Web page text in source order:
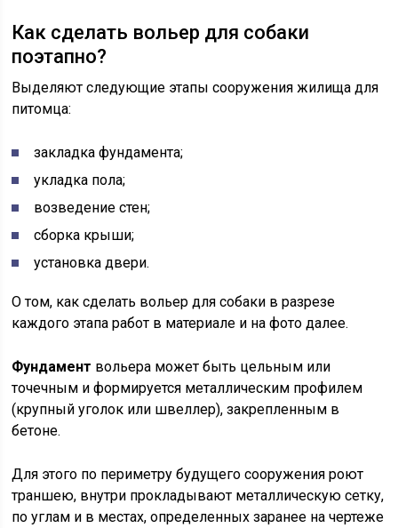
Как сделать вольер для собаки
поэтапно?
Выделяют следующие этапы сооружения жилища для
питомца:
закладка фундамента;
укладка пола;
возведение стен;
сборка крыши;
установка двери.
О том, как сделать вольер для собаки в разрезе
каждого этапа работ в материале и на фото далее.
Фундамент вольера может быть цельным или
точечным и формируется металлическим профилем
(крупный уголок или швеллер), закрепленным в
бетоне.
Для этого по периметру будущего сооружения роют
траншею, внутри прокладывают металлическую сетку,
по углам и в местах, определенных заранее на чертеже